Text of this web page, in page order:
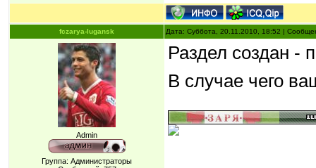
fczarya-lugansk Дата: Суббота, 20.11.2010, 18:52 |
Admin
Группа: Администраторы
Раздел создан -
В случае чего